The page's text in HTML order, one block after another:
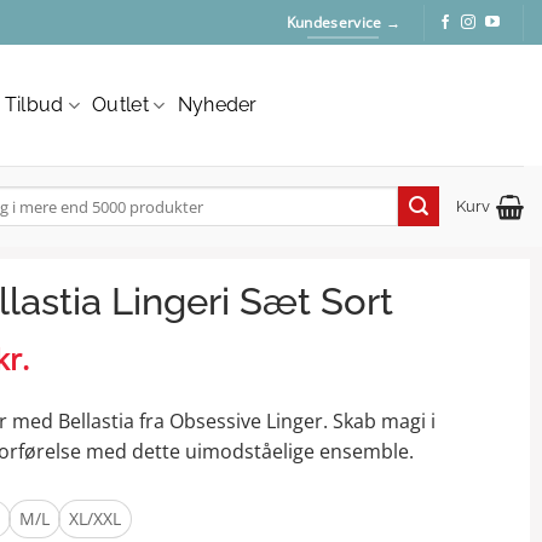
Kundeservice →
Tilbud Outlet Nyheder
Kurv
Lingeri Sæt Sort
aktuelle
pris
er:
249,00 kr..
Bellastia fra Obsessive Linger. Skab magi i
med dette uimodståelige ensemble.
M/L XL/XXL